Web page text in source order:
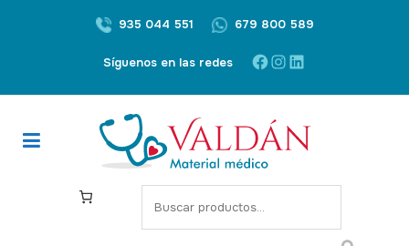
935 044 551 679 800 589
Síguenos en las redes Facebook
Instagram
LinkedIn
S
e